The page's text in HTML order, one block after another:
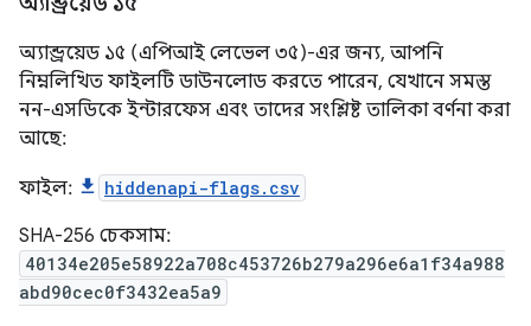
অ্যান্ড্রয়েড ১৫ (এপিআই লেভেল ৩৫)-এর জন্য, আপনি
নিম্নলিখিত ফাইলটি ডাউনলোড করতে পারেন, যেখানে সমস্ত
নন-এসডিকে ইন্টারফেস এবং তাদের সংশ্লিষ্ট তালিকা বর্ণনা করা
আছে:
ফাইল: hiddenapi-flags.csv
SHA-256 চেকসাম:
40134e205e58922a708c453726b279a296e6a1f34a988
abd90cec0f3432ea5a9